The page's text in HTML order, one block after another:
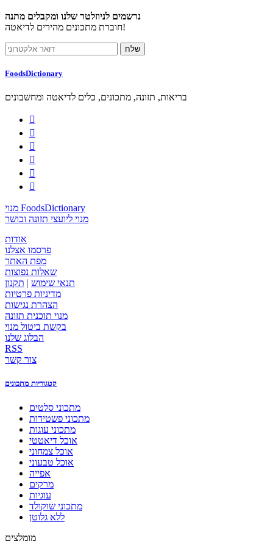
נרשמים לניוזלטר שלנו ומקבלים מתנה
חוברת מתכונים מהירים לדיאטה!
FoodsDictionary
בריאות, תזונה, מתכונים, כלים לדיאטה ומחשבונים






מנוי FoodsDictionary
מנוי ליועצי תזונה וכושר
אודות
פרסמו אצלנו
מפת האתר
שאלות נפוצות
תנאי שימוש | תקנון
מדיניות פרטיות
הצהרת נגישות
מנוי תוכנית תזונה
בקשת ביטול מנוי
הבלוג שלנו
RSS
צור קשר
קטגוריות מתכונים
מתכוני סלטים
מתכוני פשטידות
מתכוני עוגות
אוכל דיאטטי
אוכל צמחוני
אוכל טבעוני
אפייה
מרקים
עוגיות
מתכוני שוקולד
ללא גלוטן
מומלצים